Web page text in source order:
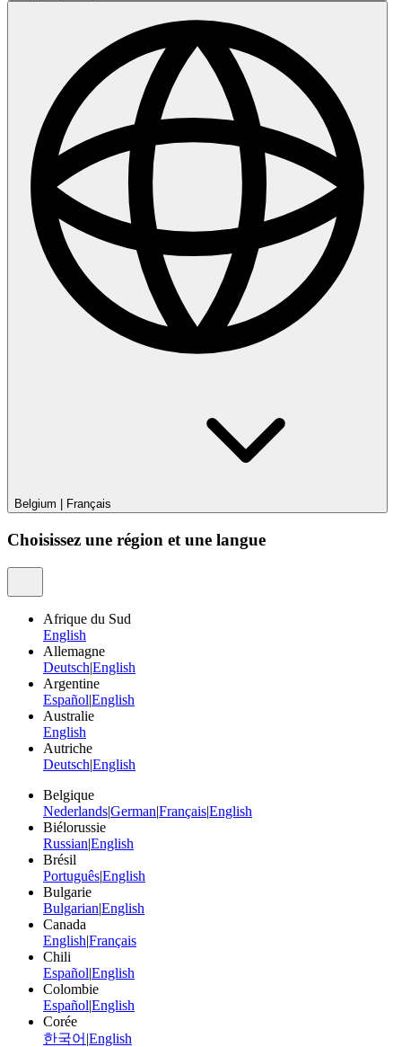
Belgium Français
Choisissez une région et une langue
Afrique du Sud
English
Allemagne
Deutsch|English
Argentine
Español|English
Australie
English
Autriche
Deutsch|English
Belgique
Nederlands|German|Français|English
Biélorussie
Russian|English
Brésil
Português|English
Bulgarie
Bulgarian|English
Canada
English|Français
Chili
Español|English
Colombie
Español|English
Corée
한국어 |English